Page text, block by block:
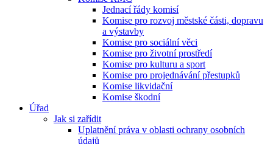
Jednací řády komisí
Komise pro rozvoj městské části, dopravu
a výstavby
Komise pro sociální věci
Komise pro životní prostředí
Komise pro kulturu a sport
Komise pro projednávání přestupků
Komise likvidační
Komise škodní
Úřad
Jak si zařídit
Uplatnění práva v oblasti ochrany osobních
údajů